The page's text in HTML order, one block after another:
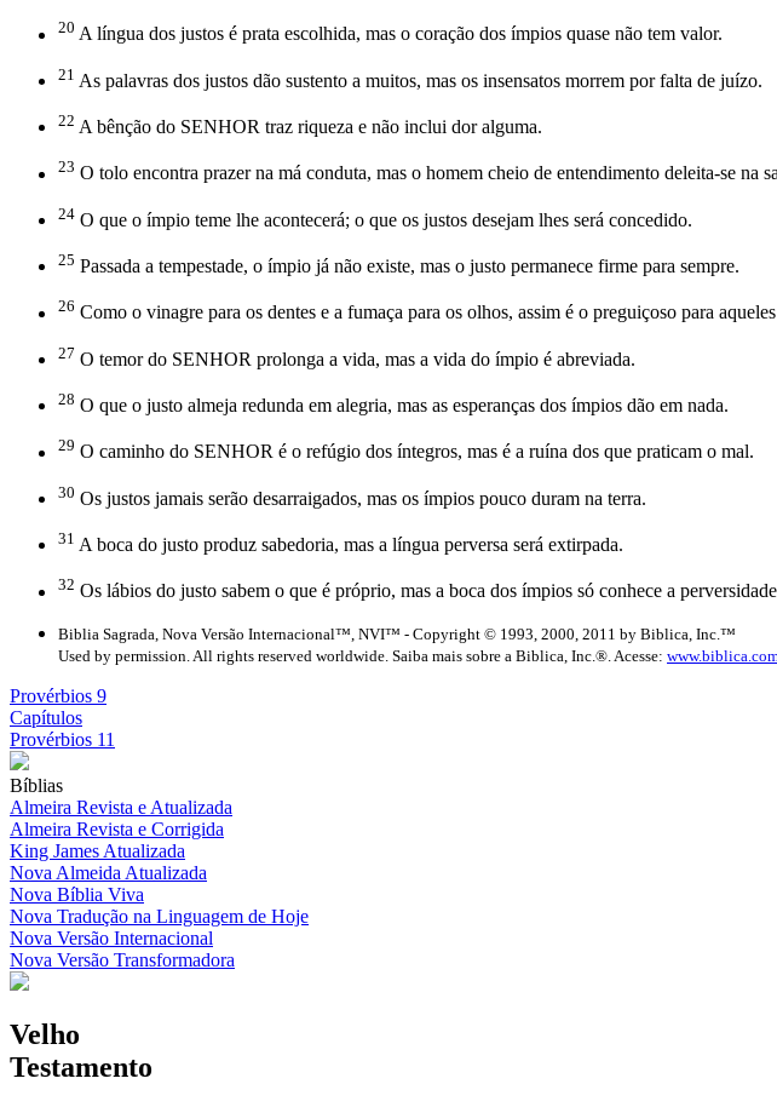
20 A língua dos justos é prata escolhida, mas o coração dos ímpios quase não tem valor.
21 As palavras dos justos dão sustento a muitos, mas os insensatos morrem por falta de juízo.
22 A bênção do SENHOR traz riqueza e não inclui dor alguma.
23 O tolo encontra prazer na má conduta, mas o homem cheio de entendimento deleita-se na
24 O que o ímpio teme lhe acontecerá; o que os justos desejam lhes será concedido.
25 Passada a tempestade, o ímpio já não existe, mas o justo permanece firme para sempre.
26 Como o vinagre para os dentes e a fumaça para os olhos, assim é o preguiçoso para
27 O temor do SENHOR prolonga a vida, mas a vida do ímpio é abreviada.
28 O que o justo almeja redunda em alegria, mas as esperanças dos ímpios dão em nada.
29 O caminho do SENHOR é o refúgio dos íntegros, mas é a ruína dos que praticam o mal.
30 Os justos jamais serão desarraigados, mas os ímpios pouco duram na terra.
31 A boca do justo produz sabedoria, mas a língua perversa será extirpada.
32 Os lábios do justo sabem o que é próprio, mas a boca dos ímpios só conhece a
Biblia Sagrada, Nova Versão Internacional™, NVI™ - Copyright © 1993, 2000, 2011 by Biblica, Inc.™
Used by permission. All rights reserved worldwide. Saiba mais sobre a Biblica, Inc.®. Acesse:
Provérbios 9
Capítulos
Provérbios 11
Bíblias
Almeira Revista e Atualizada
Almeira Revista e Corrigida
King James Atualizada
Nova Almeida Atualizada
Nova Bíblia Viva
Nova Tradução na Linguagem de Hoje
Nova Versão Internacional
Nova Versão Transformadora
Velho
Testamento